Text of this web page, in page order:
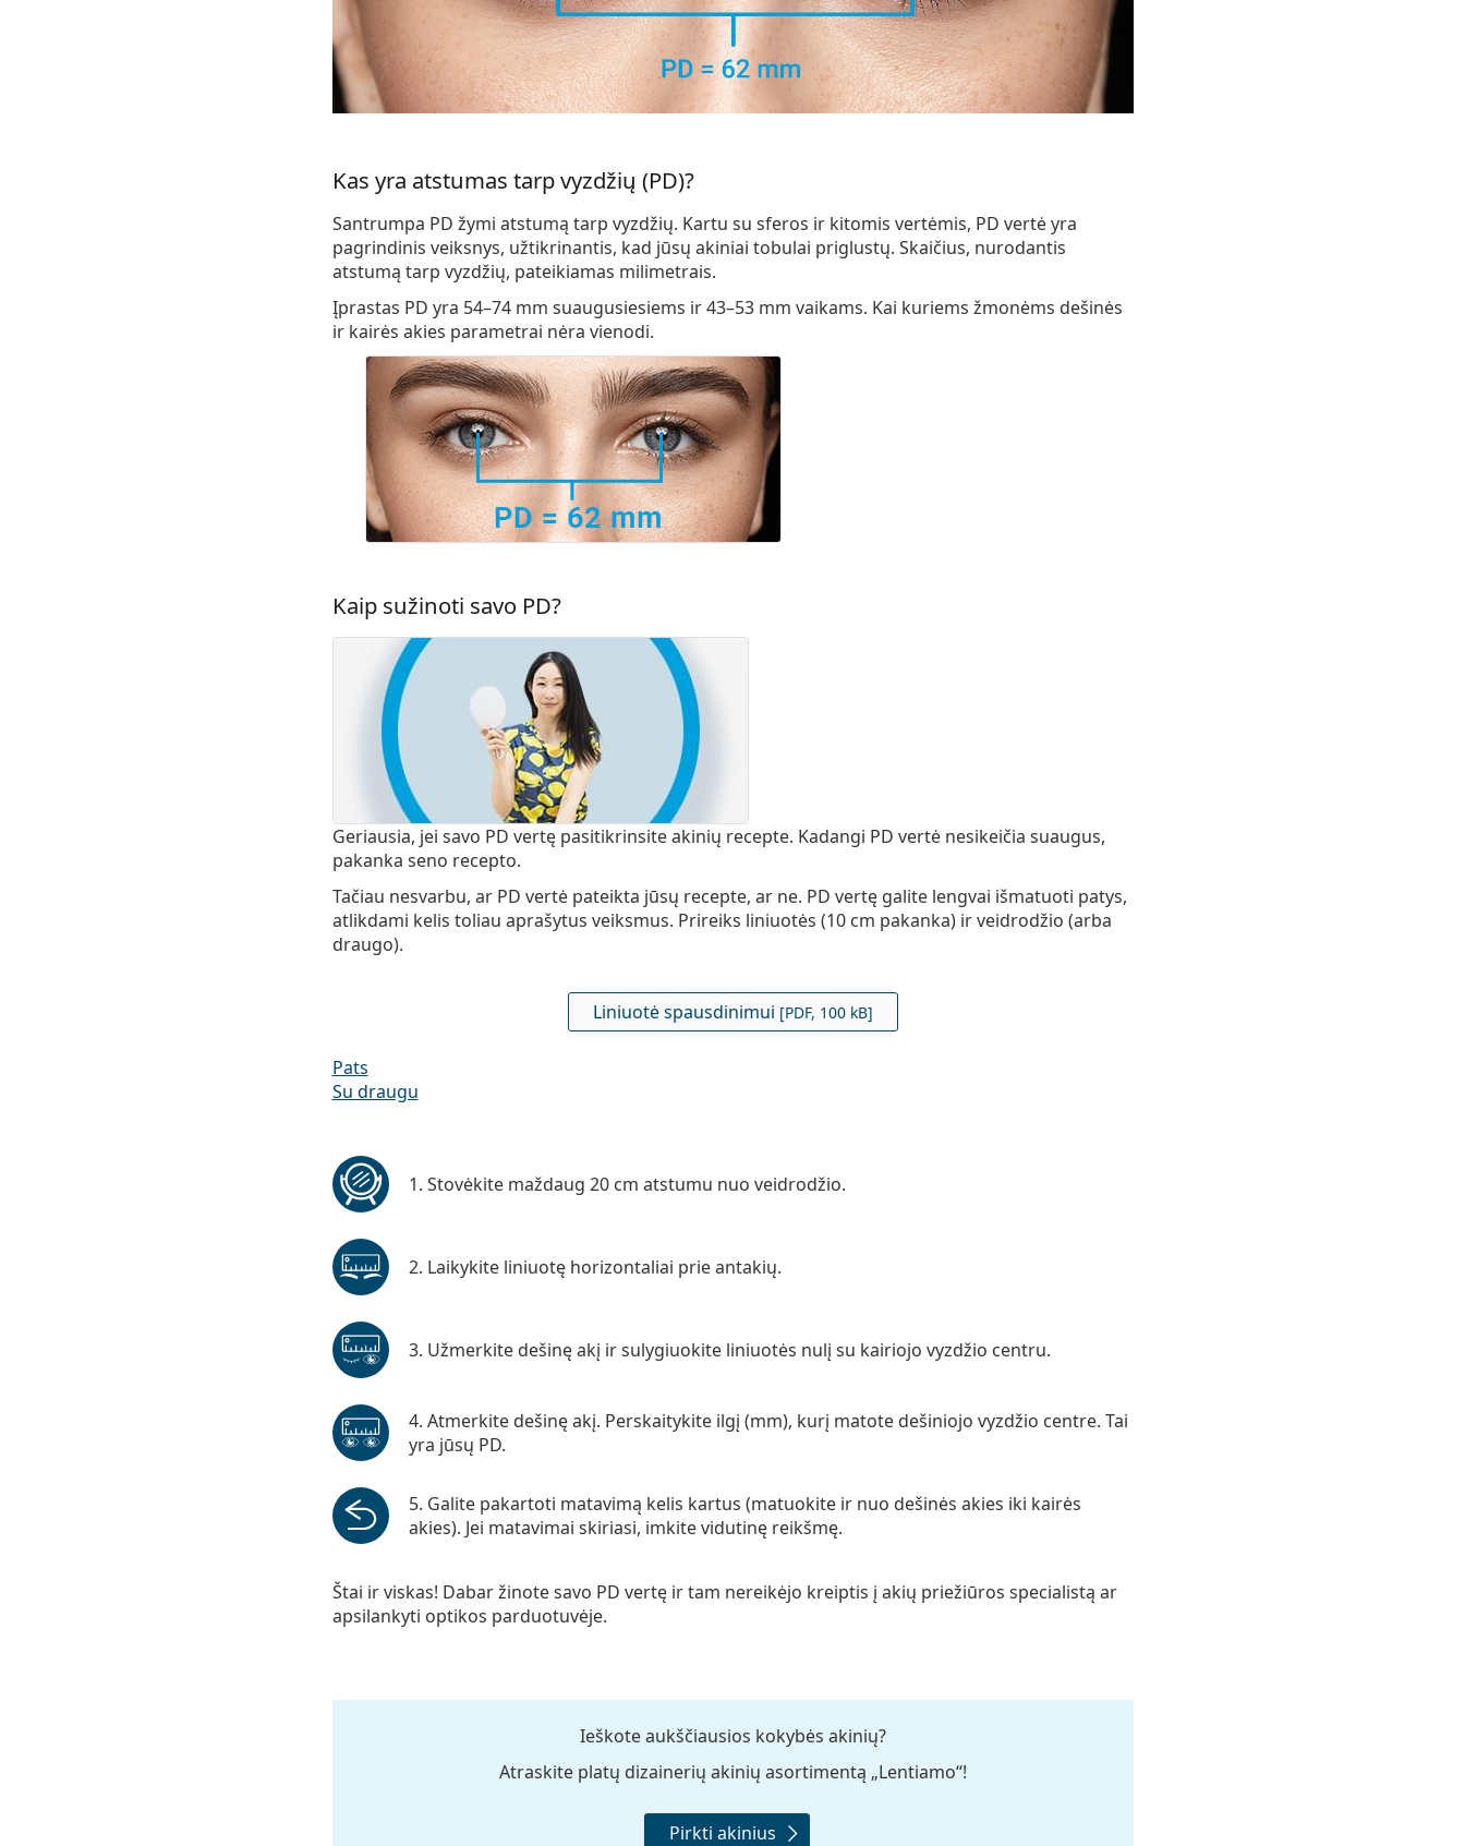
Kas yra atstumas tarp vyzdžių (PD)?
Santrumpa PD žymi atstumą tarp vyzdžių. Kartu su sferos ir kitomis vertėmis, PD vertė yra
pagrindinis veiksnys, užtikrinantis, kad jūsų akiniai tobulai priglustų. Skaičius, nurodantis
atstumą tarp vyzdžių, pateikiamas milimetrais.
Įprastas PD yra 54–74 mm suaugusiesiems ir43–53 mm vaikams. Kai kuriems žmonėms dešinės
ir kairės akies parametrai nėra vienodi.
Kaip sužinoti savo PD?
Geriausia, jei savo PD vertę pasitikrinsite akinių recepte. Kadangi PD vertė nesikeičia suaugus,
pakanka seno recepto.
Tačiau nesvarbu, ar PD vertė pateikta jūsų recepte, ar ne. PD vertę galite lengvai išmatuoti patys,
atlikdami kelis toliau aprašytus veiksmus. Prireiks liniuotės (10 cm pakanka) ir veidrodžio (arba
draugo).
Liniuotė spausdinimui [PDF, 100 kB]
Pats
Su draugu
Pats Stovėkite maždaug 20 cm atstumu nuo veidrodžio.
Laikykite liniuotę horizontaliai prie antakių.
Užmerkite dešinę akį ir sulygiuokite liniuotės nulį su kairiojo vyzdžio centru.
Atmerkite dešinę akį. Perskaitykite ilgį (mm), kurį matote dešiniojo vyzdžio centre. Tai
yra jūsų PD.
Galite pakartoti matavimą kelis kartus (matuokite ir nuo dešinės akies iki kairės
akies). Jei matavimai skiriasi, imkite vidutinę reikšmę.
Štai ir viskas! Dabar žinote savo PD vertę ir tam nereikėjo kreiptis į akių priežiūros specialistą ar
apsilankyti optikos parduotuvėje.
Ieškote aukščiausios kokybės akinių?
Atraskite platų dizainerių akinių asortimentą „Lentiamo“!
Pirkti akinius